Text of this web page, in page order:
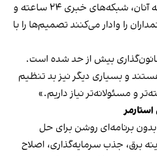
تضعیف شده است. به گفته آنان، شبکه‌های خبری ۲۴ ساعته و
را وادار می‌کنند تصمیم‌ها را با
بیش از حد شده است.
و بسیاری دیگر نیز بد تنظیم
و مسئولانه‌تر نیاز داریم.»
برنامه‌ای روشن برای حل
برق، جذب سرمایه‌گذاری، اصلاح